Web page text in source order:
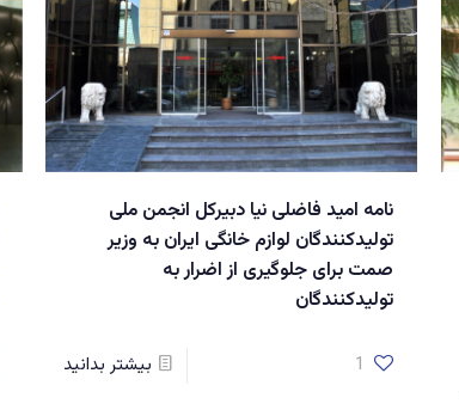
نامه امید فاضلی نیا دبیرکل انجمن ملی
تولیدکنندگان لوازم خانگی ایران به وزیر
صمت برای جلوگیری از اضرار به
تولیدکنندگان
1 بیشتر بدانید